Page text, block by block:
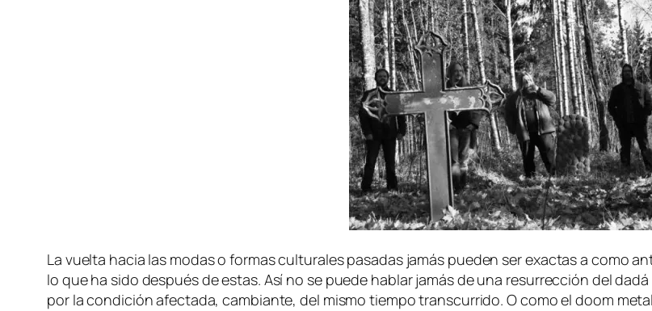
La vuel­ta ha­cia las mo­das o for­mas cul­tu­ra­les pa­sa­das ja­más pue­den ser exac­tas a co­mo
lo que ha si­do des­pués de es­tas. Así no se pue­de ha­blar ja­más de una re­su­rrec­ción del
por la con­di­ción afec­ta­da, cam­bian­te, del mis­mo tiem­po trans­cu­rri­do. O co­mo el doom